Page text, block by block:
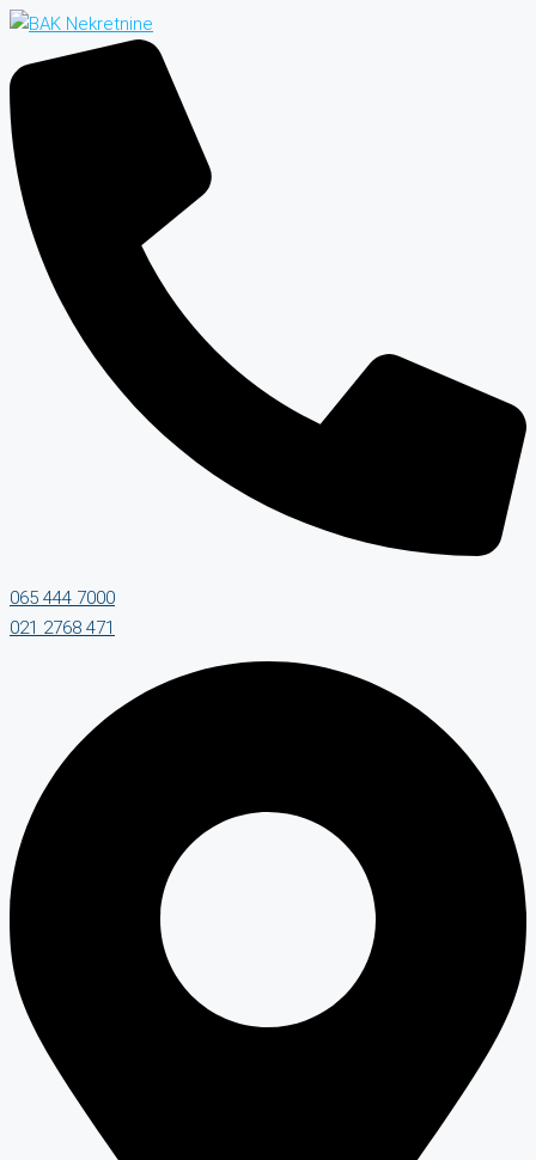
065 444 7000
021 2768 471